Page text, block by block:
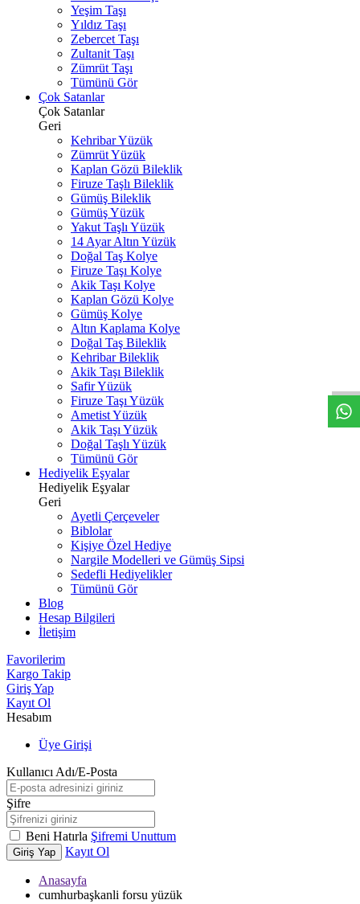
Yeşim Taşı
Yıldız Taşı
Zebercet Taşı
Zultanit Taşı
Zümrüt Taşı
Tümünü Gör
Çok Satanlar
Çok Satanlar
Geri
Kehribar Yüzük
Zümrüt Yüzük
Kaplan Gözü Bileklik
Firuze Taşlı Bileklik
Gümüş Bileklik
Gümüş Yüzük
Yakut Taşlı Yüzük
14 Ayar Altın Yüzük
Doğal Taş Kolye
Firuze Taşı Kolye
Akik Taşı Kolye
Kaplan Gözü Kolye
Gümüş Kolye
Altın Kaplama Kolye
Doğal Taş Bileklik
Kehribar Bileklik
Akik Taşı Bileklik
Safir Yüzük
Firuze Taşı Yüzük
Ametist Yüzük
Akik Taşı Yüzük
Doğal Taşlı Yüzük
Tümünü Gör
Hediyelik Eşyalar
Hediyelik Eşyalar
Geri
Ayetli Çerçeveler
Biblolar
Kişiye Özel Hediye
Nargile Modelleri ve Gümüş Sipsi
Sedefli Hediyelikler
Tümünü Gör
Blog
Hesap Bilgileri
İletişim
Favorilerim
Kargo Takip
Giriş Yap
Kayıt Ol
Hesabım
Üye Girişi
Kullanıcı Adı/E-Posta
Şifre
Beni Hatırla Şifremi Unuttum
Giriş Yap Kayıt Ol
Anasayfa
cumhurbaşkanli forsu yüzük